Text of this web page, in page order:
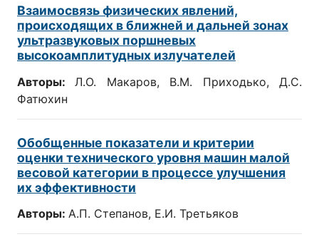
Взаимосвязь физических явлений,
происходящих в ближней и дальней зонах
ультразвуковых поршневых
высокоамплитудных излучателей
Авторы:Л.О. Макаров, В.М. Приходько, Д.С.
Фатюхин
Обобщенные показатели и критерии
оценки технического уровня машин малой
весовой категории в процессе улучшения
их эффективности
Авторы: А.П. Степанов, Е.И. Третьяков